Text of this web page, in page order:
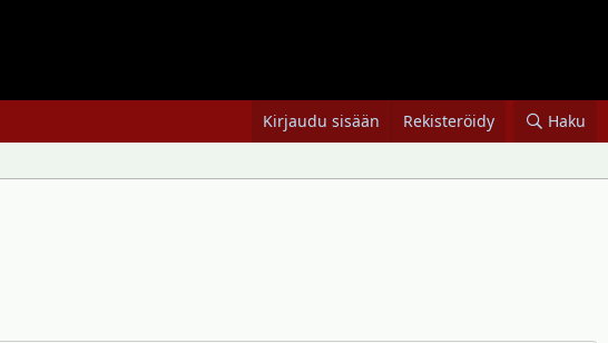
Kirjaudu sisään Rekisteröidy Haku